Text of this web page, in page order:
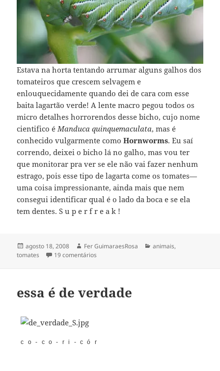
Estava na horta tentando arrumar alguns galhos dos
tomateiros que crescem selvagem e
enlouquecidamente quando dei de cara com esse
baita lagartão verde! A lente macro pegou todos os
micro detalhes horrorendos desse bicho, cujo nome
cientifico é Manduca quinquemaculata, mas é
conhecido vulgarmente comoHornworms. Eu saí
correndo, deixei o bicho lá no galho, mas vou ter
que monitorar pra ver se ele não vai fazer nenhum
estrago, pois esse tipo de lagarta come os tomates—
uma coisa impressionante, ainda mais que nem
consegui identificar qual é o lado da boca e se ela
tem dentes. S u p e r f r e a k !
Publicado
em
agosto 18, 2008 Autor
Fer GuimaraesRosa Categorias
animais,
tomates
19 comentários
essa é de verdade
co-co-ri-cór